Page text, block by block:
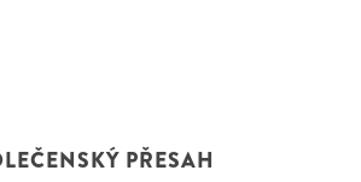
PŘESAH